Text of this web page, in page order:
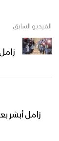
الفيديو السابق
زامل أبشر